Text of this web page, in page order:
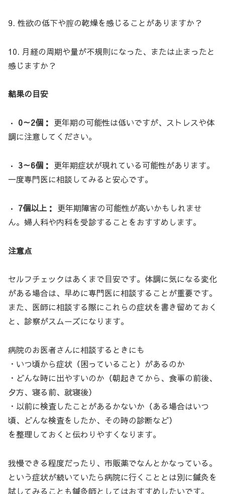
9. 性欲の低下や膣の乾燥を感じることがありますか？
10. 月経の周期や量が不規則になった、または止まったと
感じますか？
結果の目安
• 0～2個： 更年期の可能性は低いですが、ストレスや体
調に注意してください。
• 3～6個： 更年期症状が現れている可能性があります。
一度専門医に相談してみると安心です。
• 7個以上： 更年期障害の可能性が高いかもしれませ
ん。婦人科や内科を受診することをおすすめします。
注意点
セルフチェックはあくまで目安です。体調に気になる変化
がある場合は、早めに専門医に相談することが重要です。
また、医師に相談する際にこれらの症状を書き留めておく
と、診察がスムーズになります。
病院のお医者さんに相談するときにも
・いつ頃から症状（困っていること）があるのか
・どんな時に出やすいのか（朝起きてから、食事の前後、
夕方、寝る前、就寝後）
・以前に検査したことがあるかないか（ある場合はいつ
頃、どんな検査をしたか、その時の診断など）
を整理しておくと伝わりやすくなります。
我慢できる程度だったり、市販薬でなんとかなっている。
という症状が続いていたら病院に行くこととは別に鍼灸を
試してみることも鍼灸師としてはおすすめしたいです。